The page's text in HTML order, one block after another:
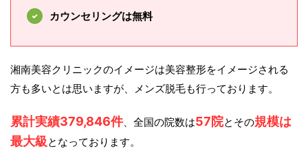
カウンセリングは無料
湘南美容クリニックのイメージは美容整形をイメージされる
方も多いとは思いますが、メンズ脱毛も行っております。
累計実績379,846件、全国の院数は57院とその規模は
最大級 となっております。